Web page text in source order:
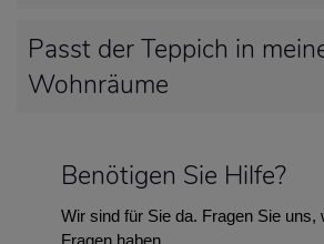
Passt der Teppich in
Wohnräume
Benötigen Sie Hilfe?
Wir sind für Sie da. Fragen Sie uns,